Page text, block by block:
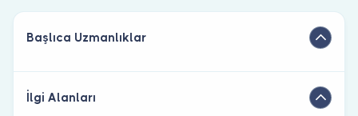
Başlıca Uzmanlıklar
İlgi Alanları